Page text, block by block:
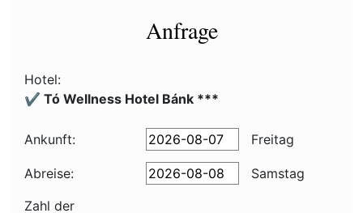
Anfrage
Hotel:
✔️ Tó Wellness Hotel Bánk ***
Ankunft: Freitag
Abreise:
Samstag
Zahl der